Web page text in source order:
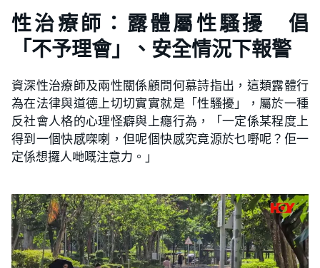
性治療師：露體屬性騷擾 倡
「不予理會」、安全情況下報警
資深性治療師及兩性關係顧問何慕詩指出，這類露體行
為在法律與道德上切切實實就是「性騷擾」，屬於一種
反社會人格的心理怪癖與上癮行為，「一定係某程度上
得到一個快感㗎喇，但呢個快感究竟源於乜嘢呢？佢一
定係想攞人哋嘅注意力。」